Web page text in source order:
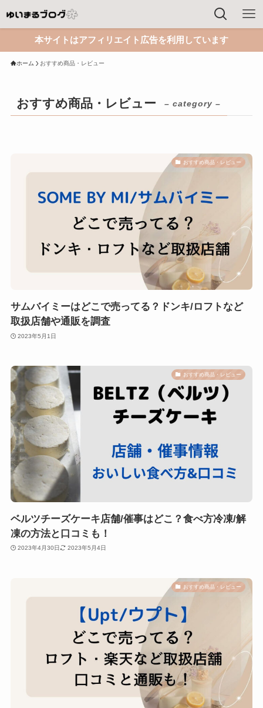
本サイトはアフィリエイト広告を利用しています
ホーム おすすめ商品・レビュー
おすすめ商品・レビュー – category –
おすすめ商品・レビュー
サムバイミーはどこで売ってる？ドンキ/ロフトなど
取扱店舗や通販を調査
2023年5月1日
おすすめ商品・レビュー
ベルツチーズケーキ店舗/催事はどこ？食べ方冷凍/解
凍の方法と口コミも！
2023年4月30日 2023年5月4日
おすすめ商品・レビュー